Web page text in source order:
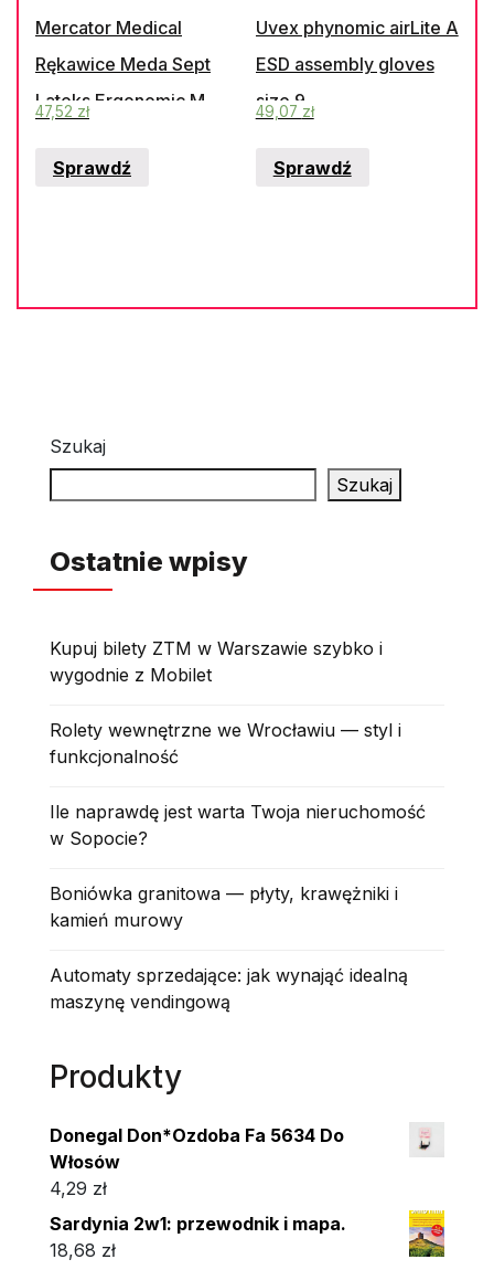
Mercator Medical
Rękawice Meda Sept
Lateks Ergonomic M
47,52 zł
Sprawdź
Uvex phynomic airLite A
ESD assembly gloves
size 9
49,07 zł
Sprawdź
Szukaj
Szukaj
Ostatnie wpisy
Kupuj bilety ZTM w Warszawie szybko i
wygodnie z Mobilet
Rolety wewnętrzne we Wrocławiu — styl i
funkcjonalność
Ile naprawdę jest warta Twoja nieruchomość
w Sopocie?
Boniówka granitowa — płyty, krawężniki i
kamień murowy
Automaty sprzedające: jak wynająć idealną
maszynę vendingową
Produkty
Donegal Don*Ozdoba Fa 5634 Do
Włosów
4,29 zł
Sardynia 2w1: przewodnik i mapa.
18,68 zł